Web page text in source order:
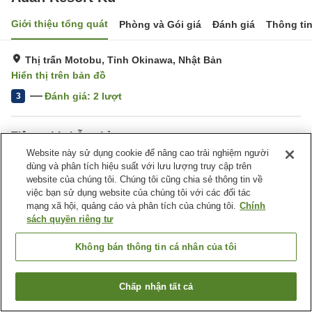
Giới thiệu tổng quát Phòng và Gói giá Đánh giá Thông
Thị trấn Motobu, Tỉnh Okinawa, Nhật Bản
Hiển thị trên bản đồ
3 Đánh giá: 2 lượt
Tiện nghi chỗ nghỉ
Bãi đỗ xe
Trang chủ Nhật Bản Tỉnh Okinawa
Thị trấn Motobu
Adan Resort Ku
Tìm phòng trống
Website này sử dụng cookie để nâng cao trải nghiệm người
dùng và phân tích hiệu suất với lưu lượng truy cập trên
website của chúng tôi. Chúng tôi cũng chia sẻ thông tin về
việc bạn sử dụng website của chúng tôi với các đối tác
mạng xã hội, quảng cáo và phân tích của chúng tôi. Chính
sách quyền riêng tư
Không bán thông tin cá nhân của tôi
Chấp nhận tất cả